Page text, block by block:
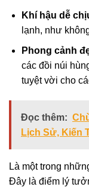
Khí hậu dễ
lạnh, như
Phong cảnh
các đồi núi
tuyệt vời cho
Đọc thêm:
Lịch Sử, Kiến
Là một trong
Đây là điểm lý